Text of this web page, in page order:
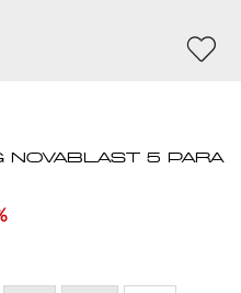
Novablast 5 Para